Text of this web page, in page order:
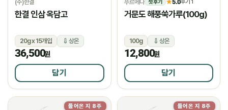
(주)한결
한결 인삼 옥담고
20g x 15개입 상온
36,500원
담기
푸르메다 첫 후기 ★5.0후기 1
거문도 해풍쑥가루(100g)
100g 상온
12,800원
담기
들어온 지 8주 들어온 지 8주